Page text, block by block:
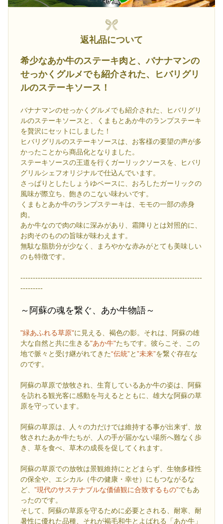
返礼品について
希少なあか牛のステーキ肉と、バナナマンの
せっかくグルメでも紹介された、ヒバリグリ
ルのステーキソース！
バナナマンのせっかくグルメでも紹介された、ヒバリグリ
ルのステーキソースと、くまもとあか牛のランプステーキ
を贅沢にセットにしました！
ヒバリグリルのステーキソースは、お客様の要望の声が多
かったことから商品化となりました。
ステーキソースの王道を行くガーリックソースを、ヒバリ
グリルシェフオリジナルで仕込んでいます。
さっぱりとしたしょうゆベースに、おろしたガーリックの
風味が際立ち、飽きのこない味わいです。
くまもとあか牛のランプステーキは、モモの一部の赤身
肉。
あか牛なので肉の味に深みがあり、霜降りとは対照的に、
お肉そのものの旨味が味わえます。
無駄な脂肪分が少なく、まろやかな赤みがとても美味しい
のも特徴です。
-------------------------------------------------------------------------
---------
～阿蘇の魂を繋ぐ、あか牛物語～
"緑あふれる草原"に見える、褐色の影。それは、阿蘇の雄
大な自然と共に生きる"あか牛"たちです。彼らこそ、この
地で脈々と受け継がれてきた“伝統”と”未来”を繋ぐ存在な
のです。
阿蘇の草原で放牧され、生育しているあか牛の姿は、阿蘇
を訪れる観光客に感動を与えるとともに、雄大な阿蘇の草
原を守っています。
阿蘇の草原は、人々の力だけでは維持する事が出来ず、放
牧されたあか牛たちが、人の手が届かない場所へ難なく歩
き、草を食べ、草木の成長を促してくれます。
阿蘇の草原での放牧は景観維持にとどまらず、生物多様性
の保全や、エシカル（牛の健康・幸せ）にもつながるな
ど、 ”現代のサステナブルな価値観に合致するもの”でもあ
ったのです。
そして、阿蘇の草原を守るために必要とされる、耐寒、耐
暑性に優れた品種、それが褐毛和牛とよばれる「あか牛」